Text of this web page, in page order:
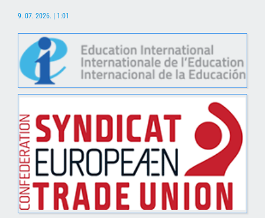
9. 07. 2026. | 1:01